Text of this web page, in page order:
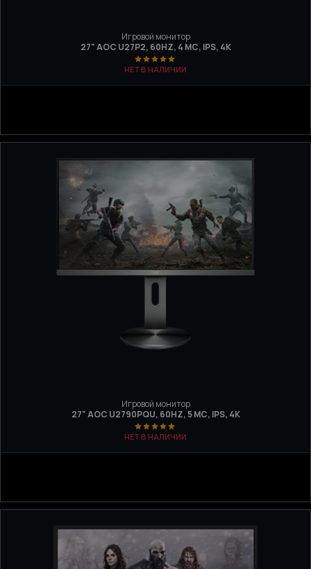
Игровой монитор
27" AOC U27P2, 60HZ, 4 МС, IPS, 4K
НЕТ В НАЛИЧИИ
Игровой монитор
27" AOC U2790PQU, 60HZ, 5 МС, IPS, 4K
НЕТ В НАЛИЧИИ